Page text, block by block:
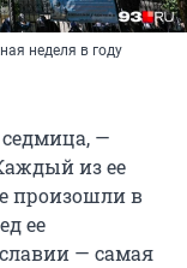
неделя в году
—
из ее
произошли в
ее
— самая